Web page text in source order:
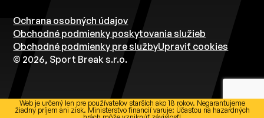
Ochrana osobných údajov
Obchodné podmienky poskytovania služieb
Obchodné podmienky pre službyUpraviť cookies
© 2026, Sport Break s.r.o.
Web je určený len pre používateľov starších ako 18 rokov. Negarantujeme
žiadny príjem ani zisk. Ministerstvo financií varuje: Účasťou na hazardných